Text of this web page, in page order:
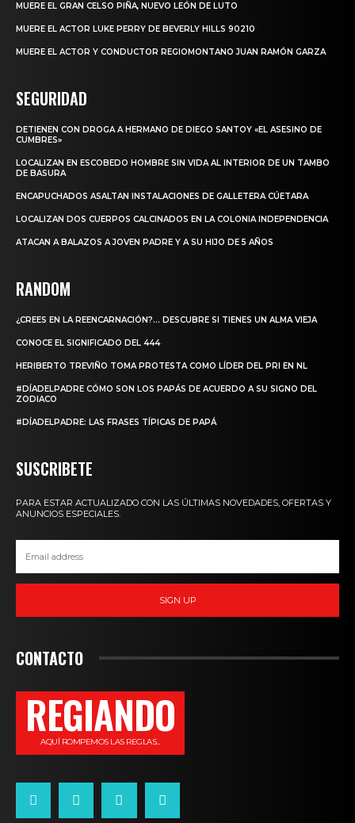
MUERE EL GRAN CELSO PIÑA, NUEVO LEÓN DE LUTO
MUERE EL ACTOR LUKE PERRY DE BEVERLY HILLS 90210
MUERE EL ACTOR Y CONDUCTOR REGIOMONTANO JUAN RAMÓN GARZA
SEGURIDAD
DETIENEN CON DROGA A HERMANO DE DIEGO SANTOY «EL ASESINO DE
CUMBRES»
LOCALIZAN EN ESCOBEDO HOMBRE SIN VIDA AL INTERIOR DE UN TAMBO
DE BASURA
ENCAPUCHADOS ASALTAN INSTALACIONES DE GALLETERA CÚETARA
LOCALIZAN DOS CUERPOS CALCINADOS EN LA COLONIA INDEPENDENCIA
ATACAN A BALAZOS A JOVEN PADRE Y A SU HIJO DE 5 AÑOS
RANDOM
¿CREES EN LA REENCARNACIÓN?… DESCUBRE SI TIENES UN ALMA VIEJA
CONOCE EL SIGNIFICADO DEL 444
HERIBERTO TREVIÑO TOMA PROTESTA COMO LÍDER DEL PRI EN NL
#DÍADELPADRE CÓMO SON LOS PAPÁS DE ACUERDO A SU SIGNO DEL
ZODIACO
#DÍADELPADRE: LAS FRASES TÍPICAS DE PAPÁ
SUSCRIBETE
PARA ESTAR ACTUALIZADO CON LAS ÚLTIMAS NOVEDADES, OFERTAS Y
ANUNCIOS ESPECIALES.
SIGN UP
CONTACTO
REGIANDO
AQUÍ ROMPEMOS LAS REGLAS...